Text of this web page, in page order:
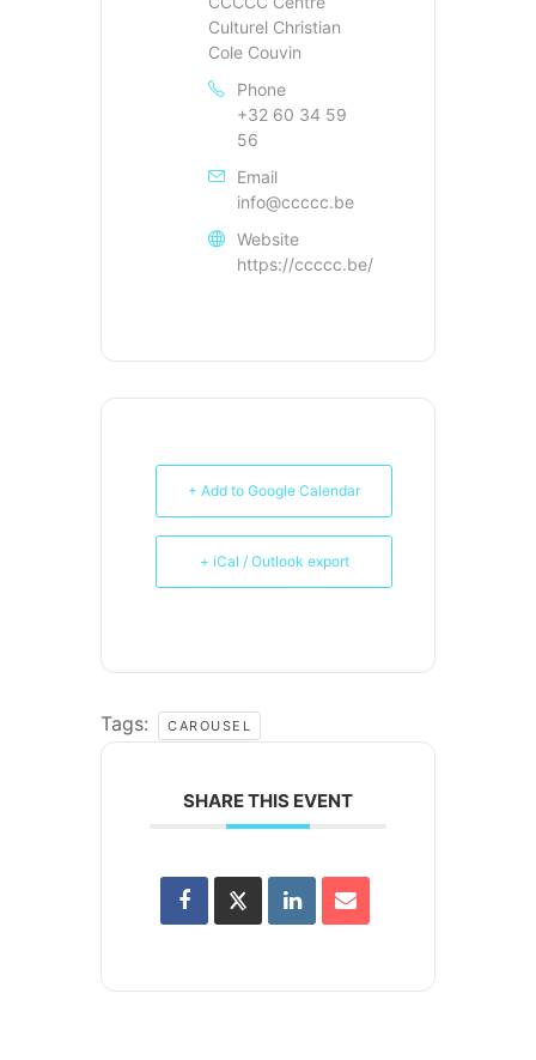
Culturel Christian
Cole Couvin
Phone
+32 60 34 59
56
Email
info@ccccc.be
Website
https://ccccc.be/
+ Add to Google Calendar
+ iCal / Outlook export
Tags: CAROUSEL
SHARE THIS EVENT